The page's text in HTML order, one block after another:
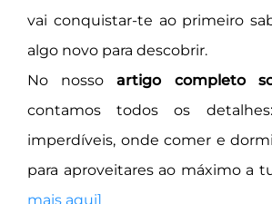
vai conquistar-te ao primeiro
algo novo para descobrir.
No nossoartigo completo
contamos todos os
imperdíveis, onde comer e
para aproveitares ao máximo a
mais aqui]